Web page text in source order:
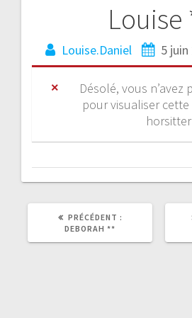
Louise
Louise.Daniel 5 juin
Désolé, vous n’avez
pour visualiser
horsitter
PRÉCÉDENT :
DEBORAH **